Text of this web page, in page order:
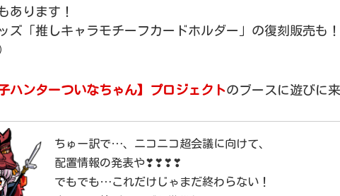
あります！
ズ「推しキャラモチーフカードホルダー」の復刻販売も
ハンターついなちゃん】プロジェクトのブースに遊びに
ちゅー訳で…、ニコニコ超会議に向けて、
配置情報の発表や❣❣❣❣
でもでも…これだけじゃまだ終わらない！